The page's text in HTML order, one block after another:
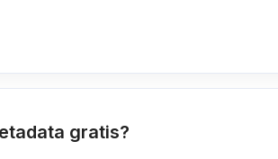
gratis?